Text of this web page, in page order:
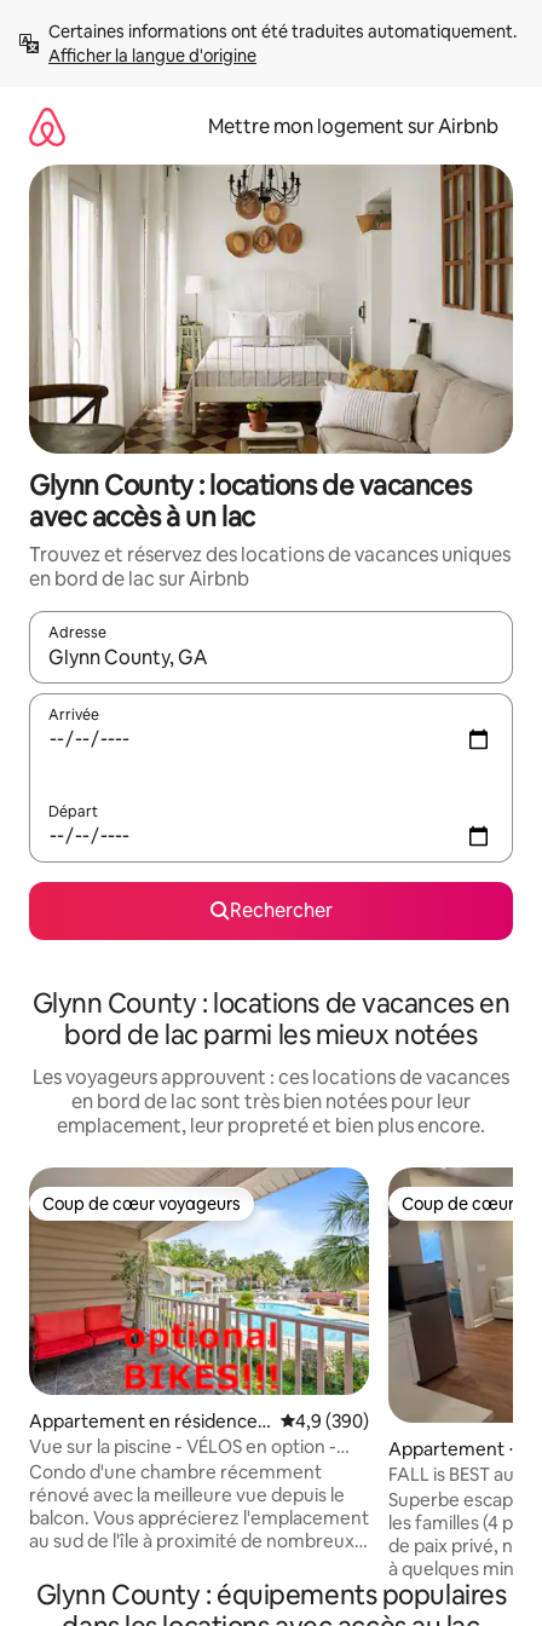
directement
Afficher la langue d'origine
Mettre mon logement sur Airbnb
Glynn County : locations de vacances
avec accès à un lac
Trouvez et réservez des locations de vacances uniques
en bord de lac sur Airbnb
Adresse
Lorsque les résultats s'affichent, utilisez les flèches vers le
Arrivée
Départ
Rechercher
Glynn County : locations de vacances en
bord de lac parmi les mieux notées
Les voyageurs approuvent : ces locations de vacances
en bord de lac sont très bien notées pour leur
emplacement, leur propreté et bien plus encore.
Coup de cœur voyageurs
Coup de cœur voyageurs
Appartement en résidence ⋅
St. Simons Island
Évaluation moyenne sur la
4,9 (390)
Vue sur la piscine - VÉLOS en option -
Walk 2 Pier Village
Condo d'une chambre récemment
rénové avec la meilleure vue depuis le
balcon. Vous apprécierez l'emplacement
au sud de l'île à proximité de nombreux
pouvez facilement marcher jusqu'à la
jetée, aux boutiques et aux restaurants.
Coup de cœur
Coup de cœur
Appartement ⋅
FALL is BEST au
FAITES DE
Superbe
les familles (4
de paix privé,
à quelques
plages de St
Équipements
Glynn County : équipements populaires